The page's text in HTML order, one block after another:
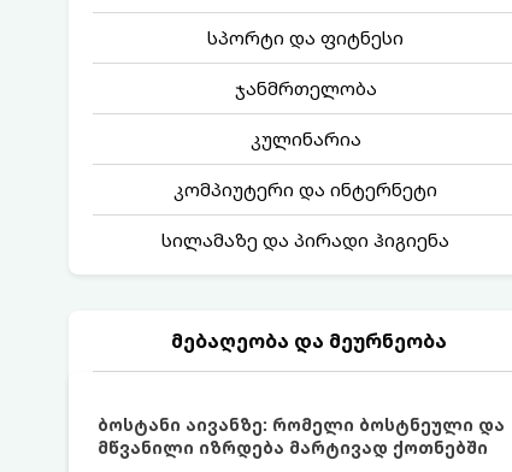
სპორტი და ფიტნესი
ჯანმრთელობა
კულინარია
კომპიუტერი და ინტერნეტი
სილამაზე და პირადი ჰიგიენა
მებაღეობა და მეურნეობა
ბოსტანი აივანზე: რომელი ბოსტნეული და
მწვანილი იზრდება მარტივად ქოთნებში